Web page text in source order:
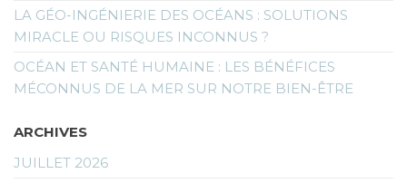
LA GÉO-INGÉNIERIE DES OCÉANS : SOLUTIONS
MIRACLE OU RISQUES INCONNUS ?
OCÉAN ET SANTÉ HUMAINE : LES BÉNÉFICES
MÉCONNUS DE LA MER SUR NOTRE BIEN-ÊTRE
ARCHIVES
JUILLET 2026